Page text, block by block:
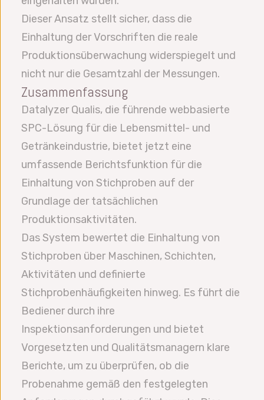
Dieser Ansatz stellt sicher, dass die
Einhaltung der Vorschriften die reale
Produktionsüberwachung widerspiegelt und
nicht nur die Gesamtzahl der Messungen.
Zusammenfassung
Datalyzer Qualis, die führende webbasierte
SPC-Lösung für die Lebensmittel- und
Getränkeindustrie, bietet jetzt eine
umfassende Berichtsfunktion für die
Einhaltung von Stichproben auf der
Grundlage der tatsächlichen
Produktionsaktivitäten.
Das System bewertet die Einhaltung von
Stichproben über Maschinen, Schichten,
Aktivitäten und definierte
Stichprobenhäufigkeiten hinweg. Es führt die
Bediener durch ihre
Inspektionsanforderungen und bietet
Vorgesetzten und Qualitätsmanagern klare
Berichte, um zu überprüfen, ob die
Probenahme gemäß den festgelegten